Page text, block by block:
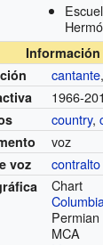
cantante
1966-
country,
voz
voz contralto
Chart
Permian
MCA